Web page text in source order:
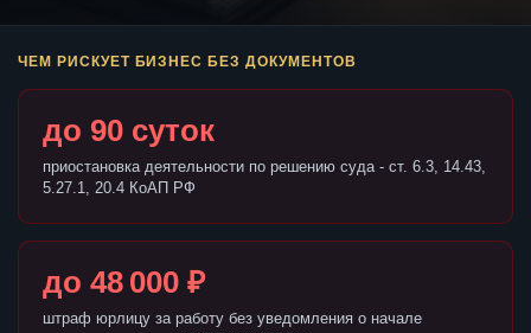
ЧЕМ РИСКУЕТ БИЗНЕС БЕЗ ДОКУМЕНТОВ
до 90 суток
приостановка деятельности по решению суда - ст. 6.3, 14.43,
5.27.1, 20.4 КоАП РФ
до 48 000 ₽
штраф юрлицу за работу без уведомления о начале